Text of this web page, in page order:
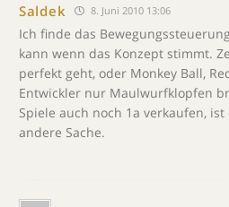
Saldek 8. Juni 2010 13:06
Ich finde das
kann wenn das Konzept stimmt.
perfekt geht, oder Monkey Ball,
Entwickler nur Maulwurfklopfen
Spiele auch noch 1a verkaufen,
andere Sache.